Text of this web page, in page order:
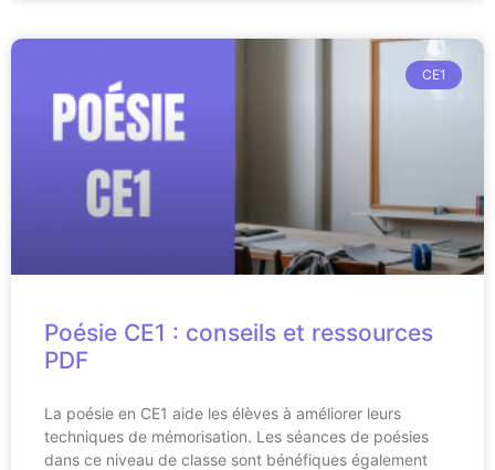
CE1
Poésie CE1 : conseils et ressources
PDF
La poésie en CE1 aide les élèves à améliorer leurs
techniques de mémorisation. Les séances de poésies
dans ce niveau de classe sont bénéfiques également